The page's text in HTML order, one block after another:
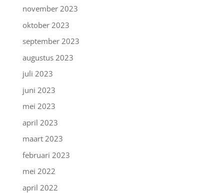
november 2023
oktober 2023
september 2023
augustus 2023
juli 2023
juni 2023
mei 2023
april 2023
maart 2023
februari 2023
mei 2022
april 2022